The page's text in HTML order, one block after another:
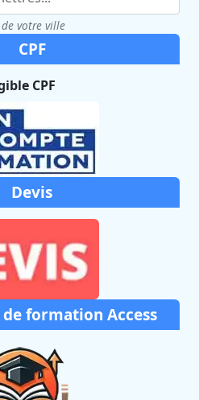
votre ville
CPF
CPF
Devis
formation Access